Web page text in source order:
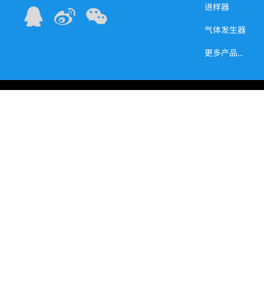
进样器
气体发生器
更多产品...